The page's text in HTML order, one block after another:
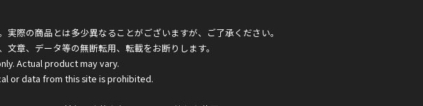
際の商品とは多少異なることがございますが、ご了承ください。
章、データ等の無断転用、転載をお断りします。
Actual product may vary.
or data from this site is prohibited.